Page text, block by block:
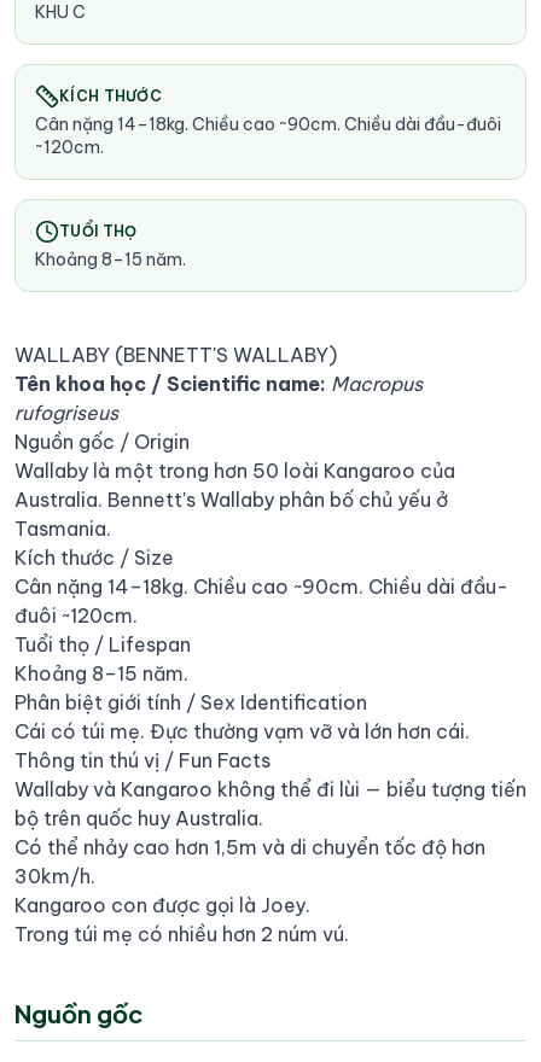
KHU C
KÍCH THƯỚC
Cân nặng 14–18kg. Chiều cao ~90cm. Chiều dài đầu-đuôi
~120cm.
TUỔI THỌ
Khoảng 8–15 năm.
WALLABY (BENNETT'S WALLABY)
Tên khoa học / Scientific name: Macropus
rufogriseus
Nguồn gốc / Origin
Wallaby là một trong hơn 50 loài Kangaroo của
Australia. Bennett's Wallaby phân bố chủ yếu ở
Tasmania.
Kích thước / Size
Cân nặng 14–18kg. Chiều cao ~90cm. Chiều dài đầu-
đuôi ~120cm.
Tuổi thọ / Lifespan
Khoảng 8–15 năm.
Phân biệt giới tính / Sex Identification
Cái có túi mẹ. Đực thường vạm vỡ và lớn hơn cái.
Thông tin thú vị / Fun Facts
Wallaby và Kangaroo không thể đi lùi — biểu tượng tiến
bộ trên quốc huy Australia.
Có thể nhảy cao hơn 1,5m và di chuyển tốc độ hơn
30km/h.
Kangaroo con được gọi là Joey.
Trong túi mẹ có nhiều hơn 2 núm vú.
Nguồn gốc